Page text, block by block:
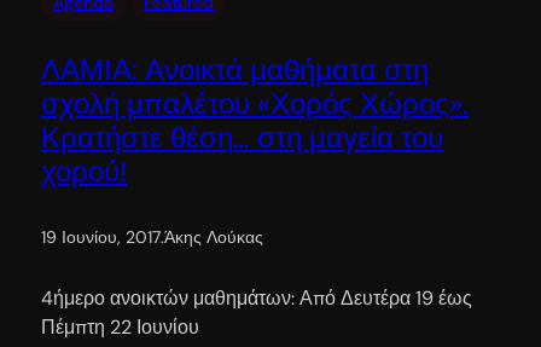
ΛΑΜΙΑ: Ανοικτά μαθήματα στη
σχολή μπαλέτου «Χορός Χώρος».
Κρατήστε θέση… στη μαγεία του
χορού!
19 Ιουνίου, 2017.Άκης Λούκας
4ήμερο ανοικτών μαθημάτων: Από Δευτέρα 19 έως
Πέμπτη 22 Ιουνίου